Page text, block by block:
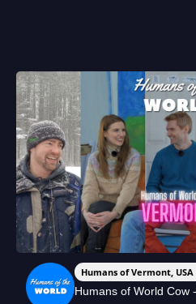
Humans of Vermont, USA
Humans of World Cow